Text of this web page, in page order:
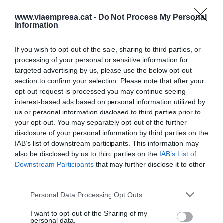
www.viaempresa.cat - Do Not Process My Personal
Information
If you wish to opt-out of the sale, sharing to third parties, or
processing of your personal or sensitive information for
targeted advertising by us, please use the below opt-out
section to confirm your selection. Please note that after your
opt-out request is processed you may continue seeing
interest-based ads based on personal information utilized by
us or personal information disclosed to third parties prior to
your opt-out. You may separately opt-out of the further
disclosure of your personal information by third parties on the
IAB’s list of downstream participants. This information may
also be disclosed by us to third parties on the IAB’s List of
Downstream Participants that may further disclose it to other
Personal Data Processing Opt Outs
I want to opt-out of the Sharing of my
personal data.
oportunitats de compra d'accions i d'èxit de les
inversions dels teus actius.
La covid com a instrument
de consolidació
No és cap secret doncs, que la pandèmia ha
aconseguit fer que aquests nous inversors que
entren el mercat vulguin invertir en salut. Al
mateix temps, també moltes empreses
emergents han decidit dedicar-se a millorar i fer
créixer un sector que ha mostrat la seva
vulnerabilitat en l'últim any i mig. Segons explica
el cofundador d'Asabys, el seuventure capital
decidit apostar per totes aquestes empreses que